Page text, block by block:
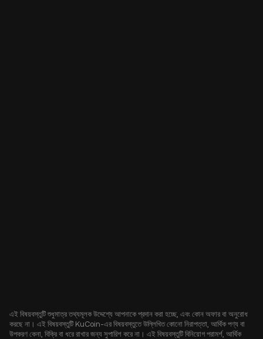
এই বিষয়বস্তুটি শুধুমাত্র তথ্যমূলক উদ্দেশ্যে আপনাকে প্রদান করা হচ্ছে, এবং কোন অফার বা অনুরোধ
করছে না। এই বিষয়বস্তুটি KuCoin-এর বিষয়বস্তুতে উল্লিখিত কোনো নিরাপত্তা, আর্থিক পণ্য বা
উপকরণ কেনা, বিক্রি বা ধরে রাখার জন্য সুপারিশ করে না। এই বিষয়বস্তুটি বিনিয়োগ পরামর্শ, আর্থিক